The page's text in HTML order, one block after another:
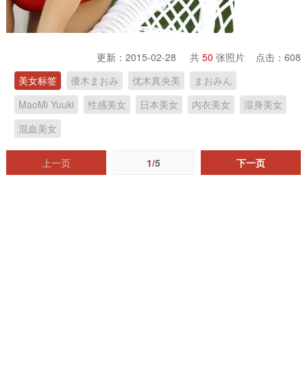
更新：2015-02-28 共50 张照片 点击：608
美女标签
優木まおみ 优木真央美
まおみん
MaoMi Yuuki
性感美女 日本美女 内衣美女
湿身美女
混血美女
上一页 1/5 下一页